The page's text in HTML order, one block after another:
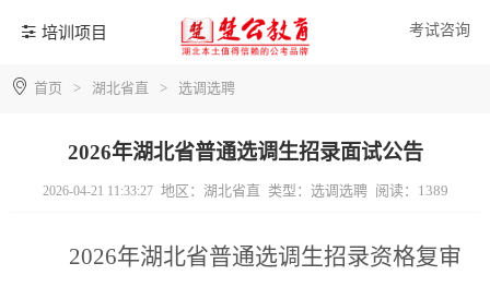
培训项目 考试咨询
首页 > 湖北省直 > 选调选聘
2026年湖北省普通选调生招录面试公告
2026-04-21 11:33:27 地区：湖北省直 类型：选调选聘 阅读：1389
2026年湖北省普通选调生招录资格复审